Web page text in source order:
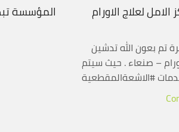
المؤسسة لعلاج الاورام
تم بعون الله تدشين
– صنعاء . حيث سيتم